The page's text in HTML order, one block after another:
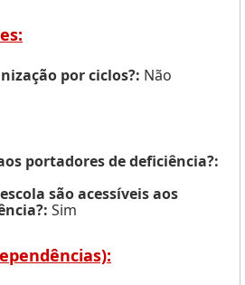
por ciclos?: Não
portadores de deficiência?:
são acessíveis aos
Sim